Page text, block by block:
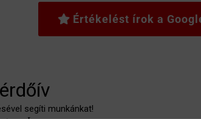
Értékelést írok a